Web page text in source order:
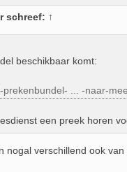
schreef: ↑
beschikbaar komt:
prekenbundel- ... -naar-
een preek horen
nogal verschillend ook